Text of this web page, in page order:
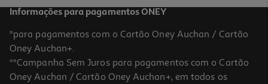
Informações para pagamentos ONEY
*para pagamentos com o Cartão Oney Auchan / Cartão
Oney Auchan+.
**Campanha Sem Juros para pagamentos com o Cartão
Oney Auchan / Cartão Oney Auchan+, em todos os